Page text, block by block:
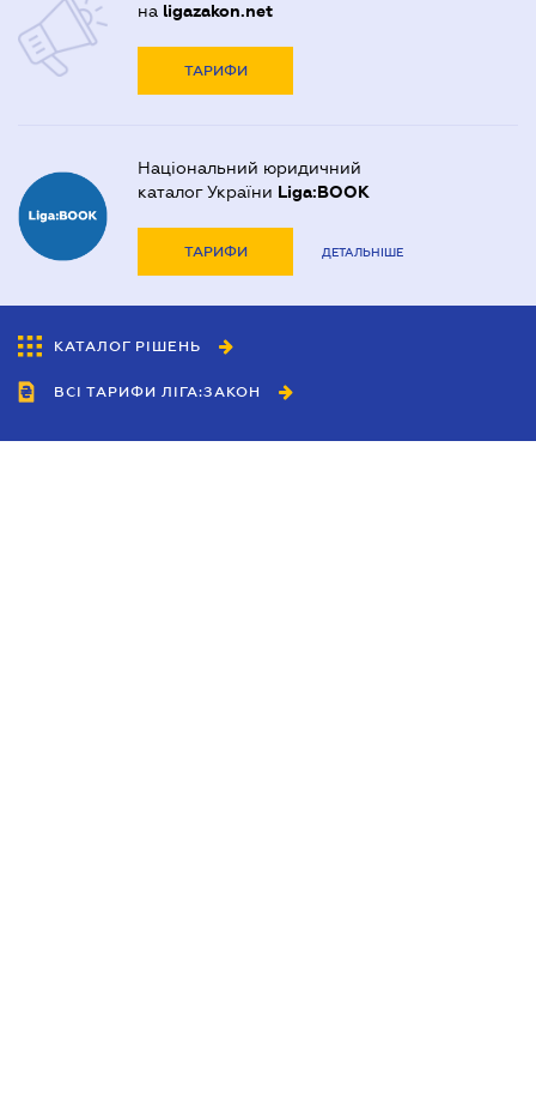
на ligazakon.net
ТАРИФИ
Національний юридичний
каталог України Liga:BOOK
ТАРИФИ ДЕТАЛЬНІШЕ
КАТАЛОГ РІШЕНЬ
ВСІ ТАРИФИ ЛІГА:ЗАКОН